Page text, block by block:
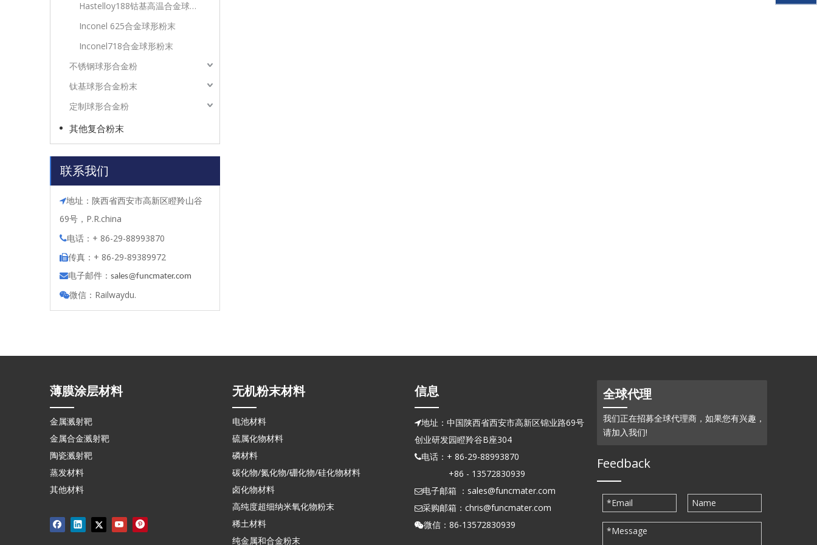
Hastelloy188钴基高温合金球形粉末
Inconel 625合金球形粉末
Inconel718合金球形粉末
不锈钢球形合金粉
钛基球形合金粉末
定制球形合金粉
其他复合粉末
联系我们
地址：陕西省西安市高新区瞪羚山谷
69号，P.R.china
电话：+ 86-29-88993870
传真：+ 86-29-89389972
电子邮件： sales@funcmater.com
微信：Railwaydu.
薄膜涂层材料
金属溅射靶
金属合金溅射靶
陶瓷溅射靶
蒸发材料
其他材料
无机粉末材料
电池材料
硫属化物材料
磷材料
碳化物/氮化物/硼化物/硅化物材料
卤化物材料
高纯度超细纳米氧化物粉末
稀土材料
纯金属和合金粉末
信息
地址：中国陕西省西安市高新区锦业路69号
创业研发园瞪羚谷B座304
电话：+ 86-29-88993870
+86 - 13572830939
电子邮箱 ： sales@funcmater.com
采购邮箱： chris@funcmater.com
微信：86-13572830939
全球代理
我们正在招募全球代理商，如果您有兴趣，
请加入我们!
Feedback